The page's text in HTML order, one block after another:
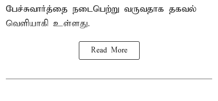
பேச்சுவார்த்தை நடைபெற்று வருவதாக தகவல்
வெளியாகி உள்ளது.
Read More